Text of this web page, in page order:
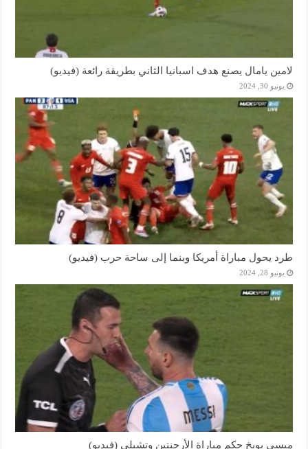
لامين يامال يصنع هدف اسبانيا الثاني بطريقة رائعة (فيديو)
يونيو 30, 2024
طرد يحول مباراة أمريكا وبنما إلى ساحة حرب (فيديو)
يونيو 28, 2024
ميسي يوبخ حكم مباراة الأرجنتين وتشيلي (فيديو)